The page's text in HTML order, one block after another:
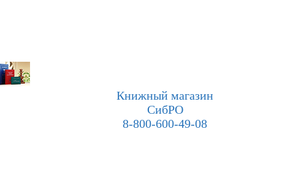
Книжный магазин
СибРО
8-800-600-49-08